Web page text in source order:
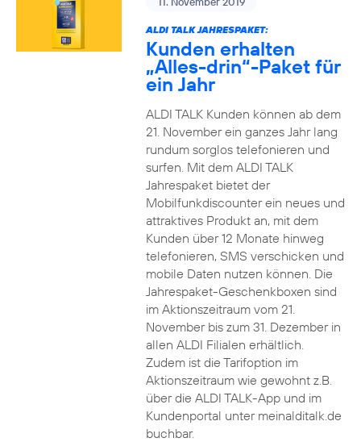
ALDI TALK JAHRESPAKET:
Kunden erhalten
„Alles-drin“-Paket für
ein Jahr
ALDI TALK Kunden können ab dem
21. November ein ganzes Jahr lang
rundum sorglos telefonieren und
surfen. Mit dem ALDI TALK
Jahrespaket bietet der
Mobilfunkdiscounter ein neues und
attraktives Produkt an, mit dem
Kunden über 12 Monate hinweg
telefonieren, SMS verschicken und
mobile Daten nutzen können. Die
Jahrespaket-Geschenkboxen sind
im Aktionszeitraum vom 21.
November bis zum 31. Dezember in
allen ALDI Filialen erhältlich.
Zudem ist die Tarifoption im
Aktionszeitraum wie gewohnt z.B.
über die ALDI TALK-App und im
Kundenportal unter meinalditalk.de
buchbar.